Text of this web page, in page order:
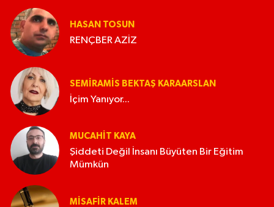
HASAN TOSUN
RENÇBER AZİZ
SEMIRAMIS BEKTAŞ KARAARSLAN
İçim Yanıyor...
MUCAHIT KAYA
Şiddeti Değil İnsanı Büyüten Bir Eğitim
Mümkün
MISAFIR KALEM